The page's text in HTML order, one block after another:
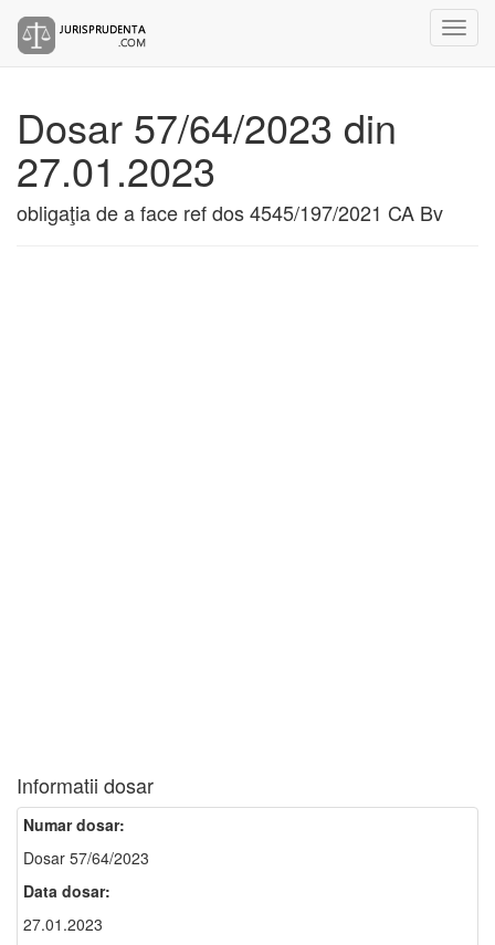
Dosar 57/64/2023 din
27.01.2023
obligaţia de a face ref dos 4545/197/2021 CA Bv
Informatii dosar
Numar dosar:
Dosar 57/64/2023
Data dosar:
27.01.2023